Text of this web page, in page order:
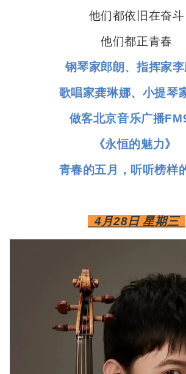
他们都依旧在奋斗
他们都正青春
钢琴家郎朗、指挥家李
歌唱家龚琳娜、小提琴
做客北京音乐广播
《永恒的魅力》
青春的五月，听听榜样
4月28日 星期三